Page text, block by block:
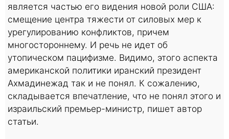
является частью его видения новой роли США:
смещение центра тяжести от силовых мер к
урегулированию конфликтов, причем
многостороннему. И речь не идет об
утопическом пацифизме. Видимо, этого аспекта
американской политики иранский президент
Ахмадинежад так и не понял. К сожалению,
складывается впечатление, что не понял этого и
израильский премьер-министр, пишет автор
статьи.